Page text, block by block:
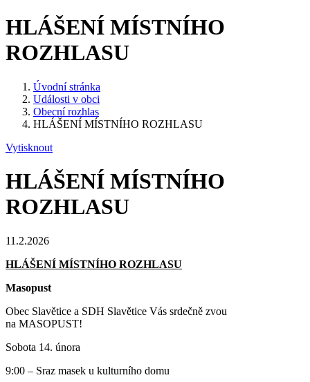
HLÁŠENÍ MÍSTNÍHO
ROZHLASU
Úvodní stránka
Události v obci
Obecní rozhlas
HLÁŠENÍ MÍSTNÍHO ROZHLASU
Vytisknout
HLÁŠENÍ MÍSTNÍHO
ROZHLASU
11.2.2026
HLÁŠENÍ MÍSTNÍHO ROZHLASU
Masopust
Obec Slavětice a SDH Slavětice Vás srdečně zvou
na MASOPUST!
Sobota 14. února
9:00 – Sraz masek u kulturního domu